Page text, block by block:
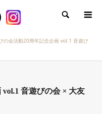
検索
の会活動20周年記念企画 vol.1 音遊び
音遊びの会 × 大友